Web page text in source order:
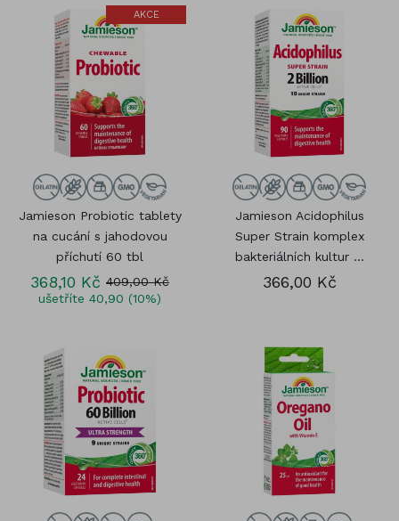
AKCE
Jamieson Probiotic tablety
na cucání s jahodovou
příchutí 60 tbl
368,10 Kč 409,00 Kč
ušetříte 40,90 (10%)
Jamieson Acidophilus
Super Strain komplex
bakteriálních kultur ...
366,00 Kč